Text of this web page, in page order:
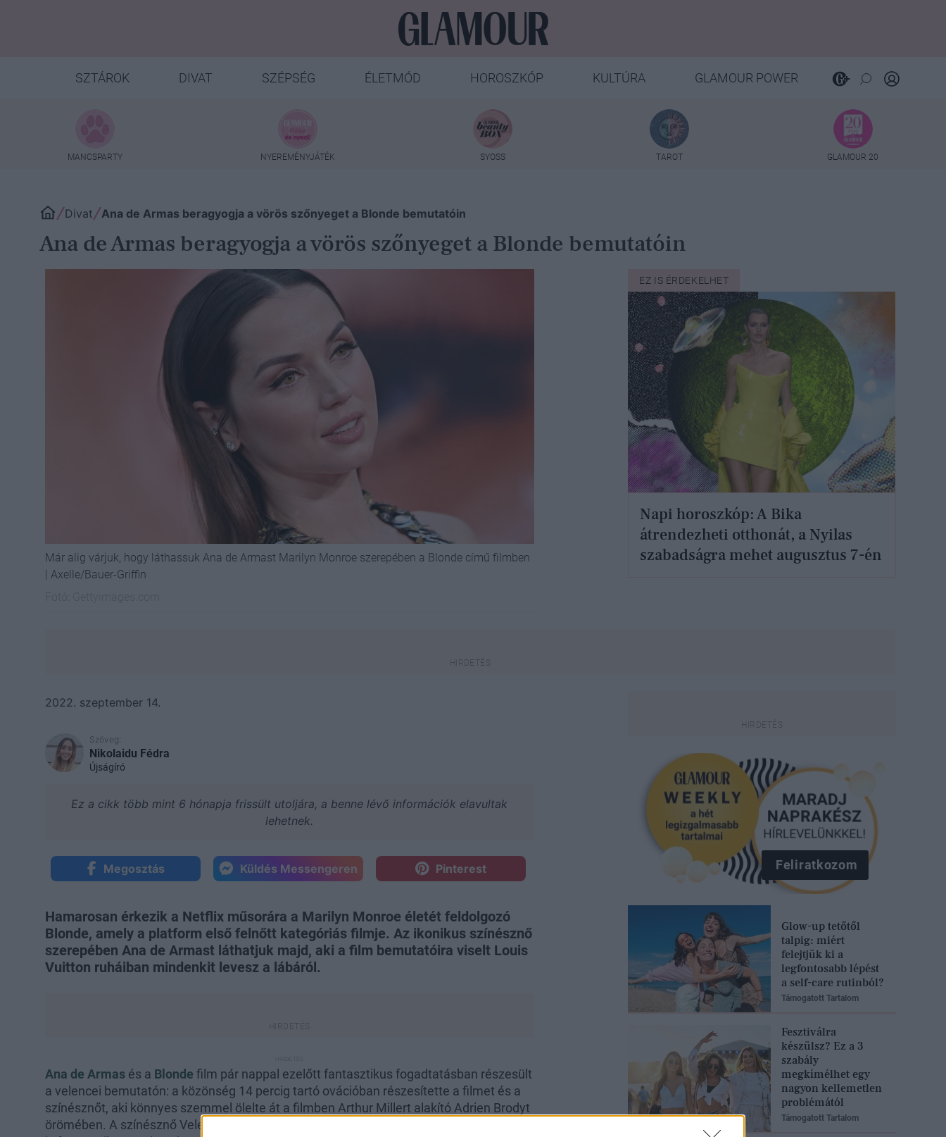
SZTÁROK DIVAT SZÉPSÉG ÉLETMÓD HOROSZKÓP KULTÚRA GLAMOUR POWER
MANCSPARTY NYEREMÉNYJÁTÉK SYOSS TAROT GLAMOUR 20
Divat Ana de Armas beragyogja a vörös szőnyeget a Blonde bemutatóin
Ana de Armas beragyogja a vörös szőnyeget a Blonde bemutatóin
Már alig várjuk, hogy láthassuk Ana de Armast Marilyn Monroe szerepében a Blonde című filmben
| Axelle/Bauer-Griffin
EZ IS ÉRDEKELHET
Napi horoszkóp: A Bika
átrendezheti otthonát, a Nyilas
szabadságra mehet augusztus 7-én
2022. szeptember 14.
Szöveg:
Nikolaidu Fédra
Újságíró
Ez a cikk több mint 6 hónapja frissült utoljára, a benne lévő információk elavultak
lehetnek.
Megosztás Küldés Messengeren Pinterest
Hamarosan érkezik a Netflix műsorára a Marilyn Monroe életét feldolgozó
Blonde, amely a platform első felnőtt kategóriás filmje. Az ikonikus színésznő
szerepében Ana de Armast láthatjuk majd, aki a film bemutatóira viselt Louis
Vuitton ruháiban mindenkit levesz a lábáról.
Ana de Armas és a Blonde film pár nappal ezelőtt fantasztikus fogadtatásban részesült
a velencei bemutatón: a közönség 14 percig tartó ovációban részesítette a filmet és a
színésznőt, aki könnyes szemmel ölelte át a filmben Arthur Millert alakító Adrien Brodyt
örömében. A színésznő Velencében, valamint azóta Deauville-ben és Los Angelesben
Feliratkozom
Glow-up tetőtől
talpig: miért
felejtjük ki a
legfontosabb lépést
a self-care rutinból?
Támogatott Tartalom
Fesztiválra
készülsz? Ez a 3
szabály
megkímélhet egy
nagyon kellemetlen
problémától
Támogatott Tartalom